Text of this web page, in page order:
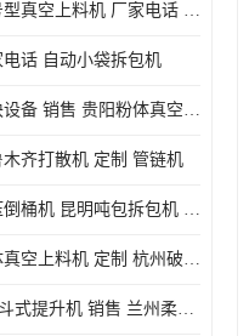
大号型真空上料机 厂家电话 武汉粉体料管链机
电话 自动小袋拆包机
破块设备 销售 贵阳粉体真空上料机
木齐打散机 定制 管链机
液压倒桶机 昆明吨包拆包机 定制
粉体真空上料机 定制 杭州破块器
Z型斗式提升机 销售 兰州柔性螺旋输送机